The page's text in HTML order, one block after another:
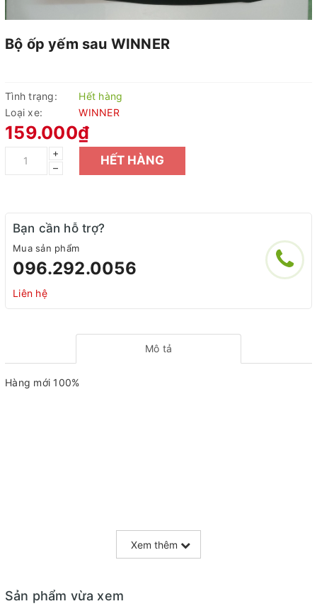
Bộ ốp yếm sau WINNER
Tình trạng:
Hết hàng
Loại xe:
WINNER
159.000₫
+
–
HẾT HÀNG
Bạn cần hỗ trợ?
Mua sản phẩm
096.292.0056
Liên hệ
Mô tả
Hàng mới 100%
Xem thêm
Sản phẩm vừa xem